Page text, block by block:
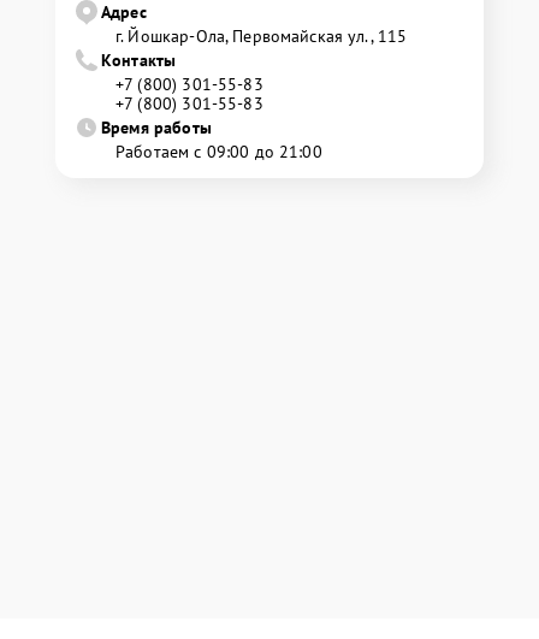
Адрес
г. Йошкар-Ола, Первомайская ул., 115
Контакты
+7 (800) 301-55-83
+7 (800) 301-55-83
Время работы
Работаем с 09:00 до 21:00